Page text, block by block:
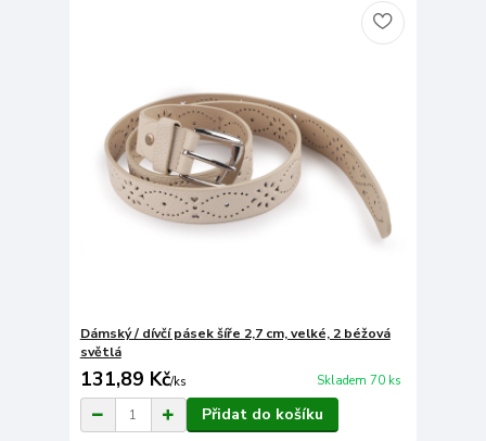
Dámský / dívčí pásek šíře 2,7 cm, velké, 2 béžová
světlá
131,89 Kč/ks Skladem 70 ks
Přidat do košíku